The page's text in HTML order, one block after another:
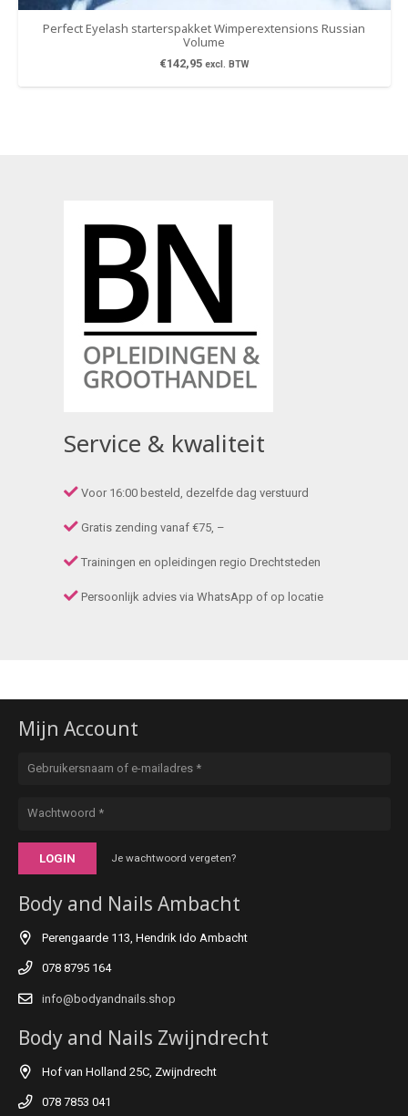
Perfect Eyelash starterspakket Wimperextensions Russian
Volume
€142,95 excl. BTW
Service & kwaliteit
Voor 16:00 besteld, dezelfde dag verstuurd
Gratis zending vanaf €75, –
Trainingen en opleidingen regio Drechtsteden
Persoonlijk advies via WhatsApp of op locatie
Mijn Account
LOGIN Je wachtwoord vergeten?
Body and Nails Ambacht
Perengaarde 113, Hendrik Ido Ambacht
078 8795 164
info@bodyandnails.shop
Body and Nails Zwijndrecht
Hof van Holland 25C, Zwijndrecht
078 7853 041